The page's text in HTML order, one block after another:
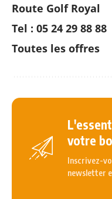
Route Golf Royal
Tel : 05 24 29 88 88
Toutes les offres
votre
Inscrivez-
newsletter